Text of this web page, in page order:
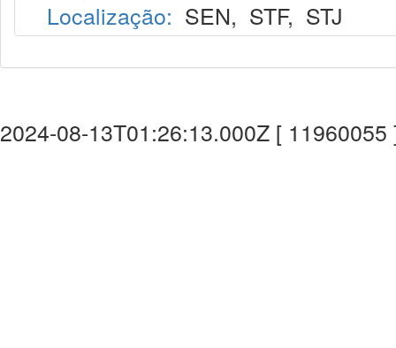
Localização: SEN, STF, STJ
2024-08-13T01:26:13.000Z [ 11960055